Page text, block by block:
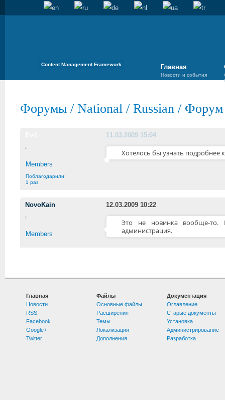
Content Management Framework Главная
Новости и события
Форумы / National / Russian / Форум
11.03.2009 15:04
Members
Поблагодарили:
1 раз
Хотелось бы узнать подробнее
NovoKain 12.03.2009 10:22
Members
Это не новинка вообще-то.
администрация.
Главная
Новости
RSS
Facebook
Google+
Twitter
Файлы
Основные файлы
Расширения
Темы
Локализации
Дополнения
Документация
Оглавление
Старые документы
Установка
Администрирование
Разработка